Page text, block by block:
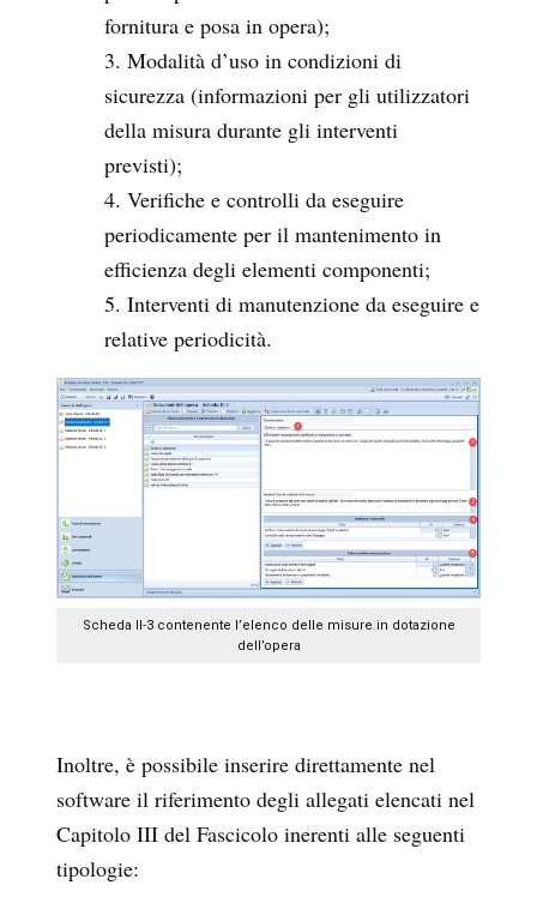
fornitura e posa in opera);
Modalità d’uso in condizioni di
sicurezza (informazioni per gli utilizzatori
della misura durante gli interventi
previsti);
Verifiche e controlli da eseguire
periodicamente per il mantenimento in
efficienza degli elementi componenti;
Interventi di manutenzione da eseguire e
relative periodicità.
Scheda II-3 contenente l’elenco delle misure in dotazione
dell’opera
Inoltre, è possibile inserire direttamente nel
software il riferimento degli allegati elencati nel
Capitolo III del Fascicolo inerenti alle seguenti
tipologie: